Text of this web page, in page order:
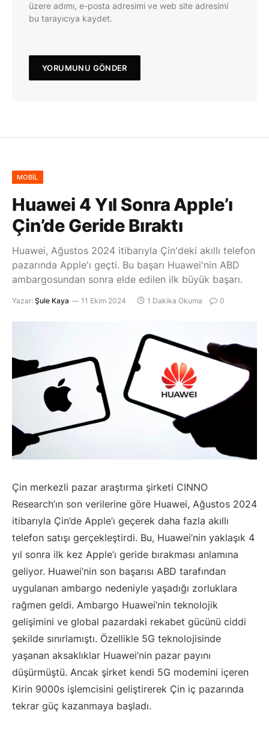
üzere adımı, e-posta adresimi ve web site adresimi
bu tarayıcıya kaydet.
MOBIL
Huawei 4 Yıl Sonra Apple’ı
Çin’de Geride Bıraktı
Huawei, Ağustos 2024 itibarıyla Çin'deki akıllı telefon
pazarında Apple'ı geçti. Bu başarı Huawei'nin ABD
ambargosundan sonra elde edilen ilk büyük başarı.
Yazar: Şule Kaya 11 Ekim 2024 1 Dakika Okuma 0
Çin merkezli pazar araştırma şirketi CINNO
Research’ın son verilerine göre Huawei, Ağustos 2024
itibarıyla Çin’de Apple’ı geçerek daha fazla akıllı
telefon satışı gerçekleştirdi. Bu, Huawei’nin yaklaşık 4
yıl sonra ilk kez Apple’ı geride bırakması anlamına
geliyor. Huawei’nin son başarısı ABD tarafından
uygulanan ambargo nedeniyle yaşadığı zorluklara
rağmen geldi. Ambargo Huawei’nin teknolojik
gelişimini ve global pazardaki rekabet gücünü ciddi
şekilde sınırlamıştı. Özellikle 5G teknolojisinde
yaşanan aksaklıklar Huawei’nin pazar payını
düşürmüştü. Ancak şirket kendi 5G modemini içeren
Kirin 9000s işlemcisini geliştirerek Çin iç pazarında
tekrar güç kazanmaya başladı.